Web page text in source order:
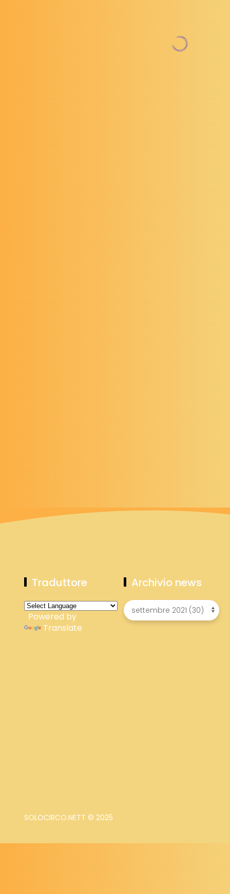
Traduttore
Powered by
Translate
Archivio news
SOLOCIRCO.NETT © 2025